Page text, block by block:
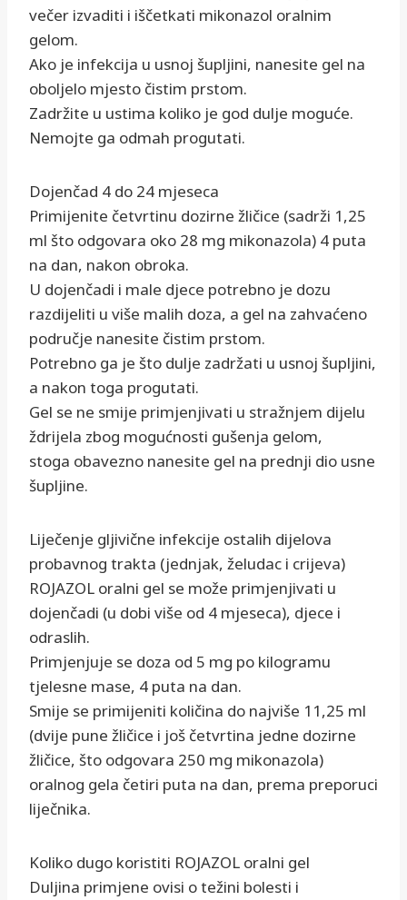
večer izvaditi i iščetkati mikonazol oralnim
gelom.
Ako je infekcija u usnoj šupljini, nanesite gel na
oboljelo mjesto čistim prstom.
Zadržite u ustima koliko je god dulje moguće.
Nemojte ga odmah progutati.
Dojenčad 4 do 24 mjeseca
Primijenite četvrtinu dozirne žličice (sadrži 1,25
ml što odgovara oko 28 mg mikonazola) 4 puta
na dan, nakon obroka.
U dojenčadi i male djece potrebno je dozu
razdijeliti u više malih doza, a gel na zahvaćeno
područje nanesite čistim prstom.
Potrebno ga je što dulje zadržati u usnoj šupljini,
a nakon toga progutati.
Gel se ne smije primjenjivati u stražnjem dijelu
ždrijela zbog mogućnosti gušenja gelom,
stoga obavezno nanesite gel na prednji dio usne
šupljine.
Liječenje gljivične infekcije ostalih dijelova
probavnog trakta (jednjak, želudac i crijeva)
ROJAZOL oralni gel se može primjenjivati u
dojenčadi (u dobi više od 4 mjeseca), djece i
odraslih.
Primjenjuje se doza od 5 mg po kilogramu
tjelesne mase, 4 puta na dan.
Smije se primijeniti količina do najviše 11,25 ml
(dvije pune žličice i još četvrtina jedne dozirne
žličice, što odgovara 250 mg mikonazola)
oralnog gela četiri puta na dan, prema preporuci
liječnika.
Koliko dugo koristiti ROJAZOL oralni gel
Duljina primjene ovisi o težini bolesti i